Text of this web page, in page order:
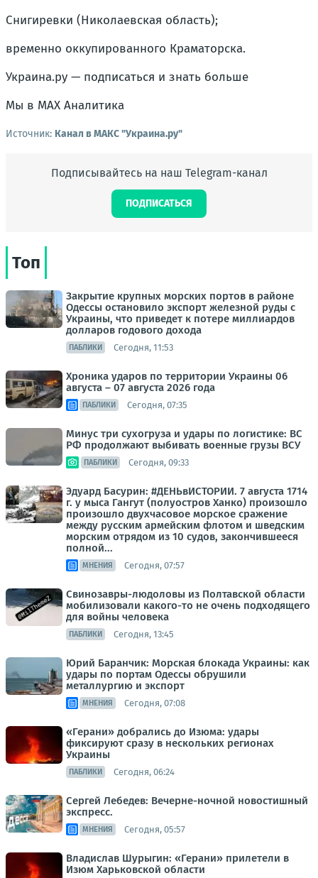
Снигиревки (Николаевская область);
временно оккупированного Краматорска.
Украина.ру — подписаться и знать больше
Мы в MAX Аналитика
Источник: Канал в МАКС "Украина.ру"
Подписывайтесь на наш Telegram-канал
ПОДПИСАТЬСЯ
Топ
Закрытие крупных морских портов в районе
Одессы остановило экспорт железной руды с
Украины, что приведет к потере миллиардов
долларов годового дохода
ПАБЛИКИ Сегодня, 11:53
Хроника ударов по территории Украины 06
августа – 07 августа 2026 года
ПАБЛИКИ Сегодня, 07:35
Минус три сухогруза и удары по логистике: ВС
РФ продолжают выбивать военные грузы ВСУ
ПАБЛИКИ Сегодня, 09:33
Эдуард Басурин: #ДЕНЬвИСТОРИИ. 7 августа 1714
г. у мыса Гангут (полуостров Ханко) произошло
произошло двухчасовое морское сражение
между русским армейским флотом и шведским
морским отрядом из 10 судов, закончившееся
полной...
МНЕНИЯ Сегодня, 07:57
Свинозавры-людоловы из Полтавской области
мобилизовали какого-то не очень подходящего
для войны человека
ПАБЛИКИ Сегодня, 13:45
Юрий Баранчик: Морская блокада Украины: как
удары по портам Одессы обрушили
металлургию и экспорт
МНЕНИЯ Сегодня, 07:08
«Герани» добрались до Изюма: удары
фиксируют сразу в нескольких регионах
Украины
ПАБЛИКИ Сегодня, 06:24
Сергей Лебедев: Вечерне-ночной новостишный
экспресс.
МНЕНИЯ Сегодня, 05:57
Владислав Шурыгин: «Герани» прилетели в
Изюм Харьковской области